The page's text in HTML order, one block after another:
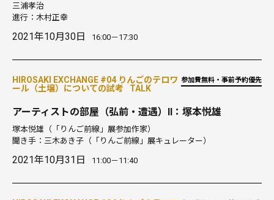
三浦孝治
進行：木村正幸
2021年10月30日 16:00－17:30
HIROSAKI EXCHANGE #04 りんごのテロワ
ール（土壌）についての試考
TALK
参加費無料・事前予約優先
アーティストの部屋（弘前・遭遇）II：塚本悦雄
塚本悦雄 （「りんご前線」展参加作家）
聞き手：三木あき子 （「りんご前線」展キュレーター）
2021年10月31日 11:00－11:40